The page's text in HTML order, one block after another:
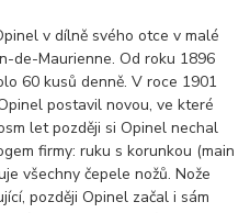
v dílně svého otce v malé
de-Maurienne. Od roku 1896
60 kusů denně. V roce 1901
postavil novou, ve které
let později si Opinel nechal
firmy: ruku s korunkou (main
všechny čepele nožů. Nože
později Opinel začal i sám